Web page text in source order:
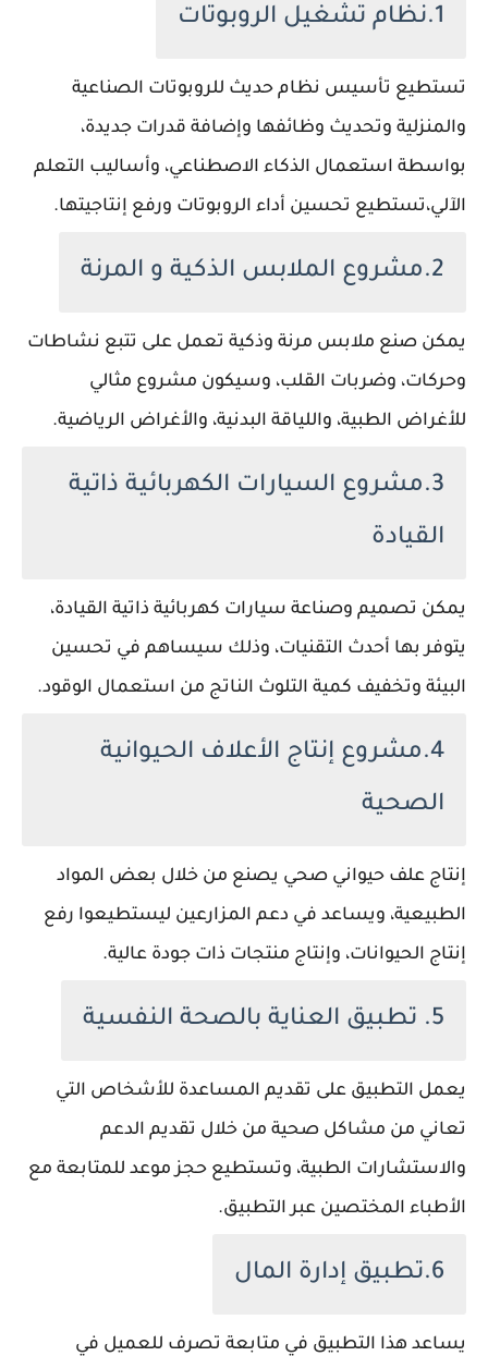
1.نظام تشغيل الروبوتات
تستطيع تأسيس نظام حديث للروبوتات الصناعية
والمنزلية وتحديث وظائفها وإضافة قدرات جديدة،
بواسطة استعمال الذكاء الاصطناعي، وأساليب التعلم
الآلي،تستطيع تحسين أداء الروبوتات ورفع إنتاجيتها.
2.مشروع الملابس الذكية و المرنة
يمكن صنع ملابس مرنة وذكية تعمل على تتبع نشاطات
وحركات، وضربات القلب، وسيكون مشروع مثالي
للأغراض الطبية، واللياقة البدنية، والأغراض الرياضية.
3.مشروع السيارات الكهربائية ذاتية
القيادة
يمكن تصميم وصناعة سيارات كهربائية ذاتية القيادة،
يتوفر بها أحدث التقنيات، وذلك سيساهم في تحسين
البيئة وتخفيف كمية التلوث الناتج من استعمال الوقود.
4.مشروع إنتاج الأعلاف الحيوانية
الصحية
إنتاج علف حيواني صحي يصنع من خلال بعض المواد
الطبيعية، ويساعد في دعم المزارعين ليستطيعوا رفع
إنتاج الحيوانات، وإنتاج منتجات ذات جودة عالية.
5. تطبيق العناية بالصحة النفسية
يعمل التطبيق على تقديم المساعدة للأشخاص التي
تعاني من مشاكل صحية من خلال تقديم الدعم
والاستشارات الطبية، وتستطيع حجز موعد للمتابعة مع
الأطباء المختصين عبر التطبيق.
6.تطبيق إدارة المال
يساعد هذا التطبيق في متابعة تصرف للعميل في